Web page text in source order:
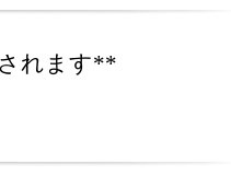
れます**